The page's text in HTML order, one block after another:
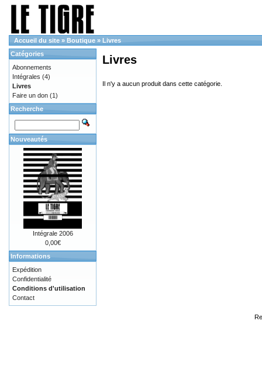
Accueil du site » Boutique » Livres
Livres
Il n'y a aucun produit dans cette catégorie.
Catégories
Abonnements
Intégrales (4)
Livres
Faire un don (1)
Recherche
Nouveautés
Intégrale 2006
0,00€
Informations
Expédition
Confidentialité
Conditions d'utilisation
Contact